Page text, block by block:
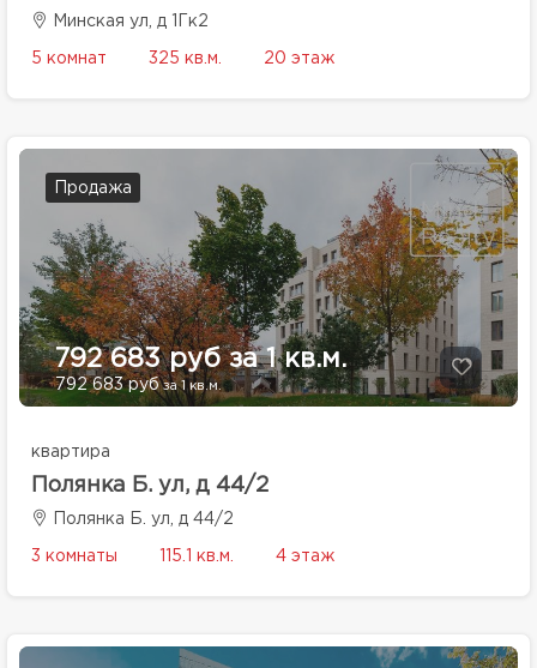
Минская ул, д 1Гк2
5 комнат 325 кв.м. 20 этаж
Продажа
792 683 руб за 1 кв.м.
792 683 рубза 1 кв.м.
квартира
Полянка Б. ул, д 44/2
Полянка Б. ул, д 44/2
3 комнаты 115.1 кв.м. 4 этаж